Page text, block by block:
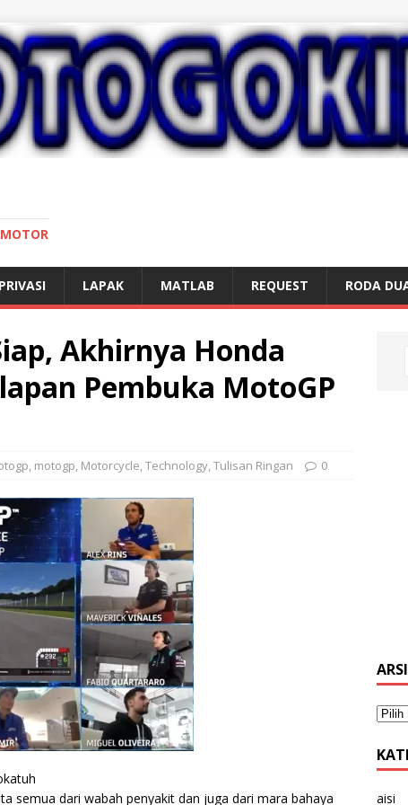
LAPAK MATLAB REQUEST RODA
Akhirnya Honda
Pembuka MotoGP
, motogp, Motorcycle,Technology,Tulisan Ringan 0
semua dari wabah penyakit dan juga dari mara bahaya
aisi